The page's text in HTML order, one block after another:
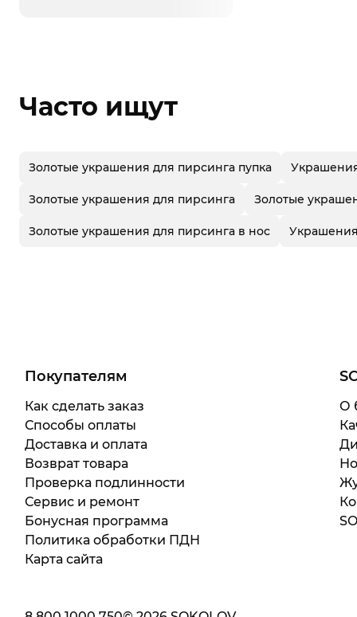
Часто ищут
Золотые украшения для пирсинга пупка
Золотые украшения для пирсинга Золотые
Золотые украшения для пирсинга в нос
Покупателям
Как сделать заказ
Способы оплаты
Доставка и оплата
Возврат товара
Проверка подлинности
Сервис и ремонт
Бонусная программа
Политика обработки ПДН
Карта сайта
О